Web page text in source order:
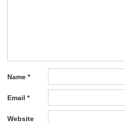
Name *
Email *
Website